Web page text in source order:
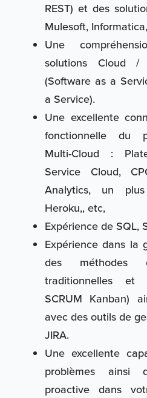
REST) ​​et des
Mulesoft,
Une
solutions Cloud /
(Software as a
a Service).
Une excellente
fonctionnelle du
Multi-Cloud :
Service Cloud,
Analytics, un
Heroku,, etc,
Expérience de SQL,
Expérience dans la
des méthodes
traditionnelles et
SCRUM Kanban)
avec des outils de
JIRA.
Une excellente
problèmes ainsi
proactive dans